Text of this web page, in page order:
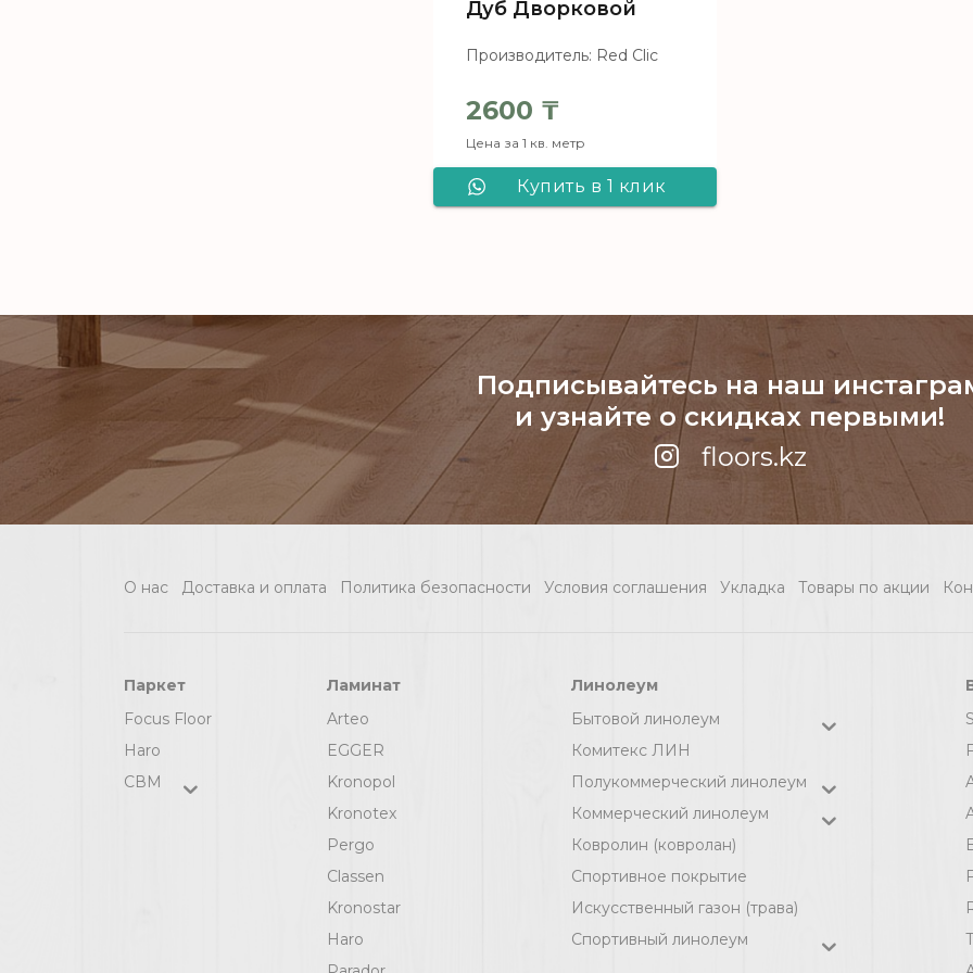
Дуб Дворковой
Производитель: Red Clic
2600 ₸
Цена за 1 кв. метр
Купить в 1 клик
Дворковой
Подписывайтесь на наш
и узнайте о скидках первыми!
floors.kz
О нас Доставка и оплата Политика безопасности Условия соглашения Укладка Товары по акции
Паркет
Focus Floor
Haro
СВМ
Ламинат
Arteo
EGGER
Kronopol
Kronotex
Pergo
Classen
Kronostar
Haro
Линолеум
Бытовой линолеум
Комитекс ЛИН
Полукоммерческий линолеум
Коммерческий линолеум
Ковролин (ковролан)
Спортивное покрытие
Искусственный газон (трава)
Спортивный линолеум